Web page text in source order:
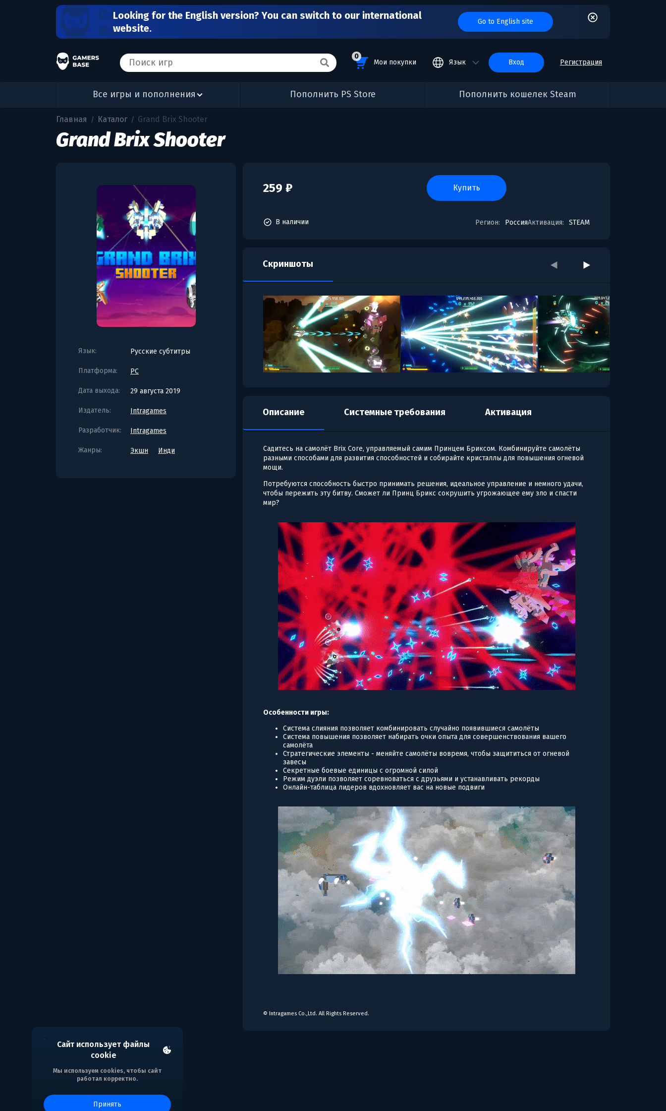
Looking for the English version? You can switch to our international
website.
Go to English site
0
Мои покупки Язык вход Регистрация
Все игры и пополнения Пополнить PS Store Пополнить кошелек Steam
Сайт использует файлы
cookie
Мы используем cookies, чтобы сайт
работал корректно.
принять
Главная / Каталог / Grand Brix Shooter
Grand Brix Shooter
Язык: Русские субтитры
Платформа: PC
Дата выхода: 29 августа 2019
Издатель: Intragames
Разработчик: Intragames
Жанры: Экшн Инди
259 ₽ купить
Регион: РоссияАктивация: STEAM
В наличии
Скриншоты
Описание Системные требования Активация
Садитесь на самолёт Brix Core, управляемый самим Принцем Бриксом. Комбинируйте самолёты
разными способами для развития способностей и собирайте кристаллы для повышения огневой
мощи.
Потребуются способность быстро принимать решения, идеальное управление и немного удачи,
чтобы пережить эту битву. Сможет ли Принц Брикс сокрушить угрожающее ему зло и спасти
мир?
Особенности игры:
Система слияния позволяет комбинировать случайно появившиеся самолёты
Система повышения позволяет набирать очки опыта для совершенствования вашего
самолёта
Стратегические элементы - меняйте самолёты вовремя, чтобы защититься от огневой
завесы
Секретные боевые единицы с огромной силой
Режим дуэли позволяет соревноваться с друзьями и устанавливать рекорды
Онлайн-таблица лидеров вдохновляет вас на новые подвиги
© Intragames Co.,Ltd. All Rights Reserved.